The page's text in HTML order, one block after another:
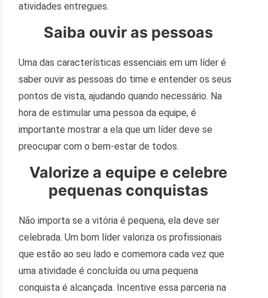
atividades entregues.
Saiba ouvir as pessoas
Uma das características essenciais em um líder é
saber ouvir as pessoas do time e entender os seus
pontos de vista, ajudando quando necessário. Na
hora de estimular uma pessoa da equipe, é
importante mostrar a ela que um líder deve se
preocupar com o bem-estar de todos.
Valorize a equipe e celebre
pequenas conquistas
Não importa se a vitória é pequena, ela deve ser
celebrada. Um bom líder valoriza os profissionais
que estão ao seu lado e comemora cada vez que
uma atividade é concluída ou uma pequena
conquista é alcançada. Incentive essa parceria na